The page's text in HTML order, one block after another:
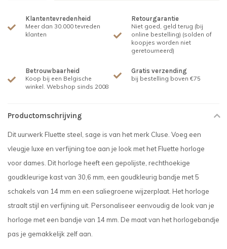
Klantentevredenheid
Meer dan 30.000 tevreden
klanten
Retourgarantie
Niet goed, geld terug (bij
online bestelling) (solden of
koopjes worden niet
geretourneerd)
Betrouwbaarheid
Koop bij een Belgische
winkel. Webshop sinds 2008
Gratis verzending
bij bestelling boven €75
Productomschrijving
Dit uurwerk Fluette steel, sage is van het merk Cluse. Voeg een
vleugje luxe en verfijning toe aan je look met het Fluette horloge
voor dames. Dit horloge heeft een gepolijste, rechthoekige
goudkleurige kast van 30,6 mm, een goudkleurig bandje met 5
schakels van 14 mm en een saliegroene wijzerplaat. Het horloge
straalt stijl en verfijning uit. Personaliseer eenvoudig de look van je
horloge met een bandje van 14 mm. De maat van het horlogebandje
pas je gemakkelijk zelf aan.